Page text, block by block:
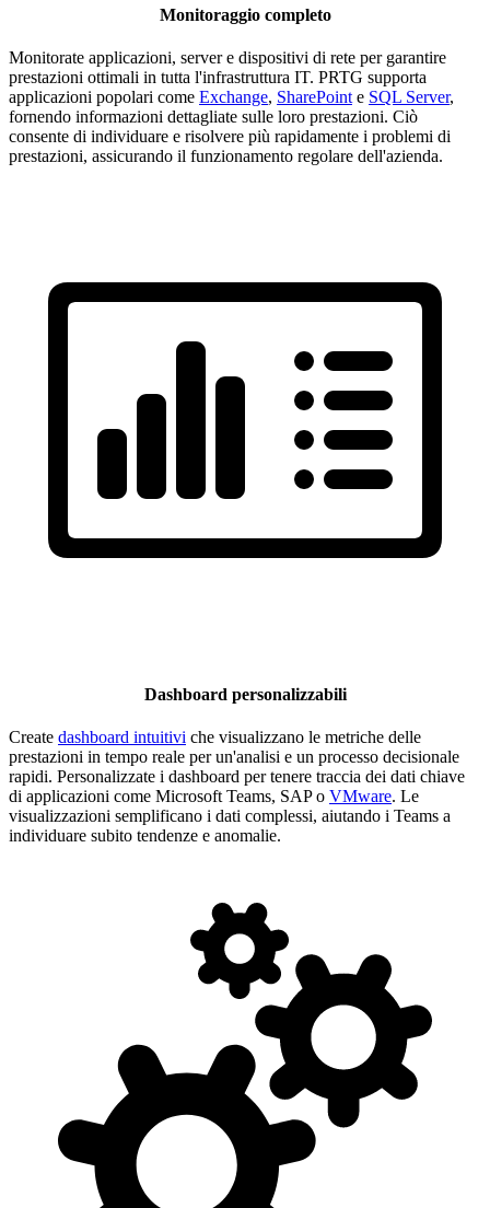
Monitoraggio completo
Monitorate applicazioni, server e dispositivi di rete per garantire
prestazioni ottimali in tutta l'infrastruttura IT. PRTG supporta
applicazioni popolari come Exchange, SharePointe SQL Server,
fornendo informazioni dettagliate sulle loro prestazioni. Ciò
consente di individuare e risolvere più rapidamente i problemi di
prestazioni, assicurando il funzionamento regolare dell'azienda.
Dashboard personalizzabili
Create dashboard intuitivi che visualizzano le metriche delle
prestazioni in tempo reale per un'analisi e un processo decisionale
rapidi. Personalizzate i dashboard per tenere traccia dei dati chiave
di applicazioni come Microsoft Teams, SAP o VMware. Le
visualizzazioni semplificano i dati complessi, aiutando i Teams a
individuare subito tendenze e anomalie.